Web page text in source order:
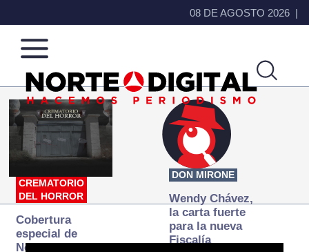
08 DE AGOSTO 2026
Norte
de
Ciudad
Más
que
noticias,
hacemos periodismo
CREMATORIO
DEL HORROR
Cobertura
especial de
Norte
DON MIRONE
Wendy Chávez,
la carta fuerte
para la nueva
Fiscalía